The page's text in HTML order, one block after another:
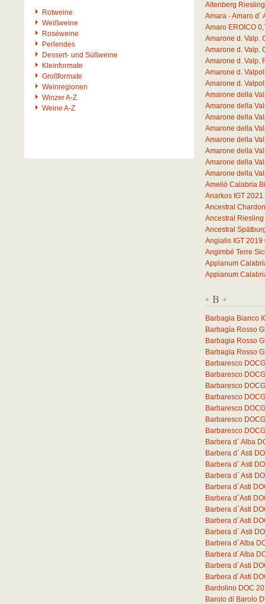
Altenberg
Amara - Amaro d´
Amaro EROICO
Amarone d. Valp.
Amarone d. Valp.
Amarone d. Valp.
Amarone d.
Amarone d.
Amarone della
Amarone della
Amarone della
Amarone della
Amarone della
Amarone della
Amarone della
Amarone della
Ameliò Calabria
Anarkos IGT 2021
Ancestral
Ancestral
Ancestral
Angialis IGT 2019
Angimbé Terre
Appianum
Appianum
* B *
Barbagia Bianco
Barbagia Rosso
Barbagia Rosso
Barbagia Rosso
Barbaresco
Barbaresco
Barbaresco
Barbaresco
Barbaresco
Barbaresco
Barbaresco
Barbera d` Alba
Barbera d` Asti
Barbera d` Asti
Barbera d` Asti
Barbera d`Asti
Barbera d`Asti
Barbera d`Asti
Barbera d`Asti
Barbera d´ Asti
Barbera d´Alba
Barbera d´Alba
Barbera d´Asti
Barbera d´Asti
Bardolino DOC
Barolo di Barolo
Rotweine
Weißweine
Roséweine
Perlendes
Dessert- und Süßweine
Kleinformate
Großformate
Weinregionen
Winzer A-Z
Weine A-Z